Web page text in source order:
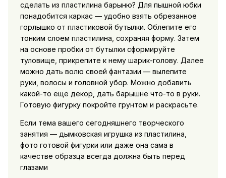
сделать из пластилина барыню? Для пышной юбки
понадобится каркас — удобно взять обрезанное
горлышко от пластиковой бутылки. Облепите его
тонким слоем пластилина, сохраняя форму. Затем
на основе пробки от бутылки сформируйте
туловище, прикрепите к нему шарик-голову. Далее
можно дать волю своей фантазии — вылепите
руки, волосы и головной убор. Можно добавить
какой-то еще декор, дать барышне что-то в руки.
Готовую фигурку покройте грунтом и раскрасьте.
Если тема вашего сегодняшнего творческого
занятия — дымковская игрушка из пластилина,
фото готовой фигурки или даже она сама в
качестве образца всегда должна быть перед
глазами